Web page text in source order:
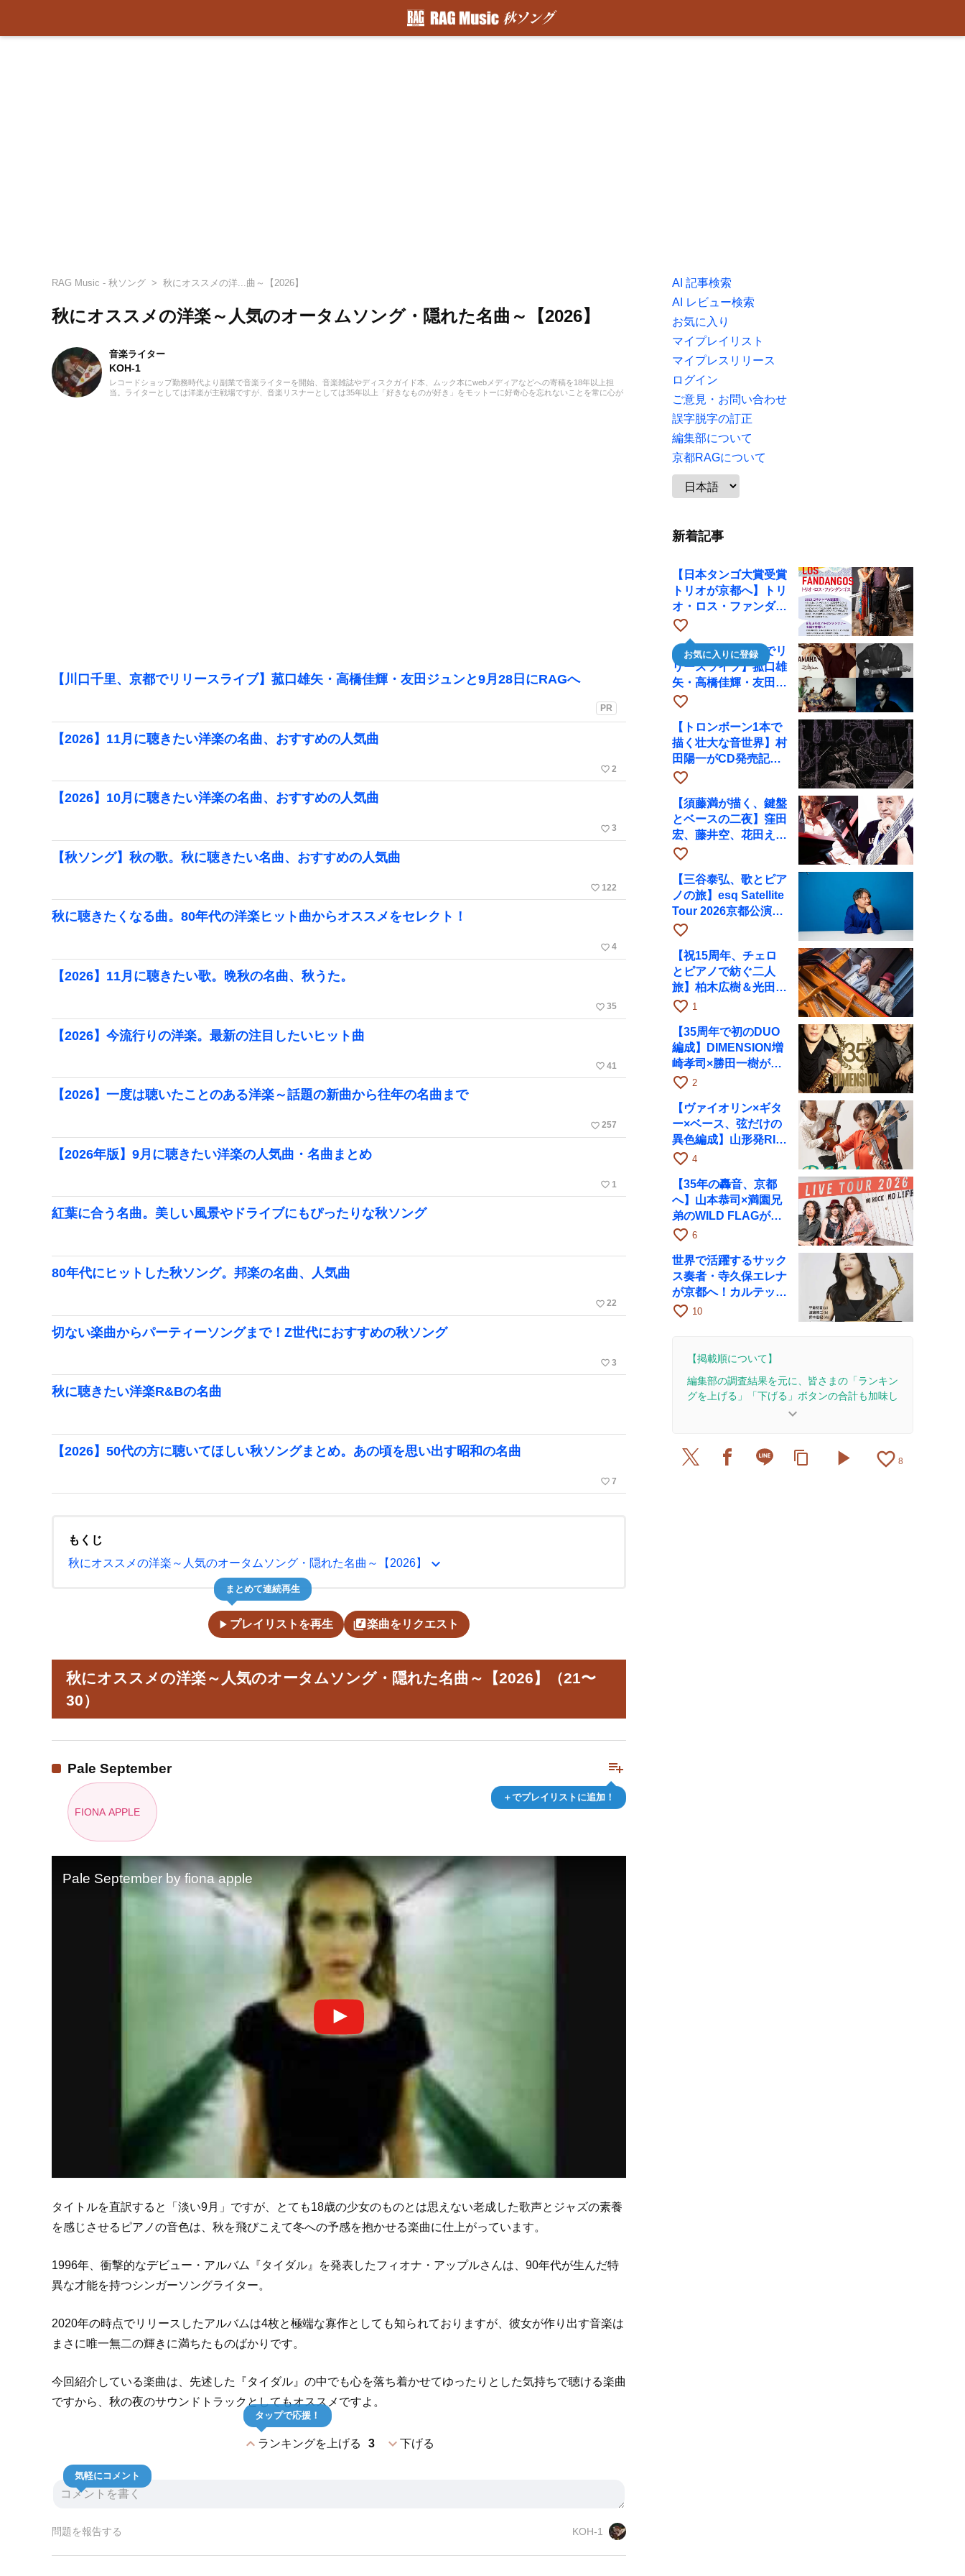
RAG Music - 秋ソング 秋にオススメの洋...曲～【2026】
秋にオススメの洋楽～人気のオータムソング・隠れた名曲～【2026】
音楽ライター
KOH-1
レコードショップ勤務時代より副業で音楽ライターを開始、音楽雑誌やディスクガイド本、ムック本にwebメディアなどへの寄稿を18年以上担
当。ライターとしては洋楽が主戦場ですが、音楽リスナーとしては35年以上「好きなものが好き」をモットーに好奇心を忘れないことを常に心が
【川口千里、京都でリリースライブ】菰口雄矢・高橋佳輝・友田ジュンと9月28日にRAGへ
PR
【2026】11月に聴きたい洋楽の名曲、おすすめの人気曲
favorite_border 2
【2026】10月に聴きたい洋楽の名曲、おすすめの人気曲
favorite_border 3
【秋ソング】秋の歌。秋に聴きたい名曲、おすすめの人気曲
favorite_border 122
秋に聴きたくなる曲。80年代の洋楽ヒット曲からオススメをセレクト！
favorite_border 4
【2026】11月に聴きたい歌。晩秋の名曲、秋うた。
favorite_border 35
【2026】今流行りの洋楽。最新の注目したいヒット曲
favorite_border 41
【2026】一度は聴いたことのある洋楽～話題の新曲から往年の名曲まで
favorite_border 257
【2026年版】9月に聴きたい洋楽の人気曲・名曲まとめ
favorite_border 1
紅葉に合う名曲。美しい風景やドライブにもぴったりな秋ソング
80年代にヒットした秋ソング。邦楽の名曲、人気曲
favorite_border 22
切ない楽曲からパーティーソングまで！Z世代におすすめの秋ソング
favorite_border 3
秋に聴きたい洋楽R&Bの名曲
【2026】50代の方に聴いてほしい秋ソングまとめ。あの頃を思い出す昭和の名曲
favorite_border 7
もくじ
秋にオススメの洋楽～人気のオータムソング・隠れた名曲～【2026】
expand_more
play_arrow プレイリストを再生
まとめて連続再生
library_music楽曲をリクエスト
秋にオススメの洋楽～人気のオータムソング・隠れた名曲～【2026】（21〜
30）
playlist_add
＋でプレイリストに追加！
Pale September
FIONA APPLE
Pale September by fiona apple
タイトルを直訳すると「淡い9月」ですが、とても18歳の少女のものとは思えない老成した歌声とジャズの素養
を感じさせるピアノの音色は、秋を飛びこえて冬への予感を抱かせる楽曲に仕上がっています。
1996年、衝撃的なデビュー・アルバム『タイダル』を発表したフィオナ・アップルさんは、90年代が生んだ特
異な才能を持つシンガーソングライター。
2020年の時点でリリースしたアルバムは4枚と極端な寡作としても知られておりますが、彼女が作り出す音楽は
まさに唯一無二の輝きに満ちたものばかりです。
今回紹介している楽曲は、先述した『タイダル』の中でも心を落ち着かせてゆったりとした気持ちで聴ける楽曲
ですから、秋の夜のサウンドトラックとしてもオススメですよ。
expand_lessランキングを上げる 3
タップで応援！
expand_more下げる
気軽にコメント
KOH-1
問題を報告する
AI 記事検索
AI レビュー検索
お気に入り
マイプレイリスト
マイプレスリリース
ログイン
ご意見・お問い合わせ
誤字脱字の訂正
編集部について
京都RAGについて
新着記事
【日本タンゴ大賞受賞
トリオが京都へ】トリ
オ・ロス・ファンダン
ゴスが10月9日にRAG
で公演
favorite_border
お気に入りに登録
【川口千里、京都でリ
リースライブ】菰口雄
矢・高橋佳輝・友田ジ
ュンと9月28日にRAG
favorite_border
【トロンボーン1本で
描く壮大な音世界】村
田陽一がCD発売記念
ツアーで9月4日に京
favorite_border
【須藤満が描く、鍵盤
とベースの二夜】窪田
宏、藤井空、花田えみ
と京都RAGで共演
favorite_border
【三谷泰弘、歌とピア
ノの旅】esq Satellite
Tour 2026京都公演を
10月に開催
favorite_border
【祝15周年、チェロ
とピアノで紡ぐ二人
旅】柏木広樹＆光田健
一が11月12日に京都
favorite_border 1
【35周年で初のDUO
編成】DIMENSION増
崎孝司×勝田一樹が10
月11日に京都RAGへ
favorite_border 2
【ヴァイオリン×ギタ
ー×ベース、弦だけの
異色編成】山形発RIM
が初全国ツアーで8月
favorite_border 4
【35年の轟音、京都
へ】山本恭司×満園兄
弟のWILD FLAGが8
月6日にRAGでライブ
favorite_border 6
世界で活躍するサック
ス奏者・寺久保エレナ
が京都へ！カルテッ
ト・ツアー京都公演を
favorite_border 10
【掲載順について】
編集部の調査結果を元に、皆さまの「ランキン
グを上げる」「下げる」ボタンの合計も加味し
2025/8/24：15本のレビューを追加・更新して、記
keyboard_arrow_down
content_copy play_arrow favorite_border 8